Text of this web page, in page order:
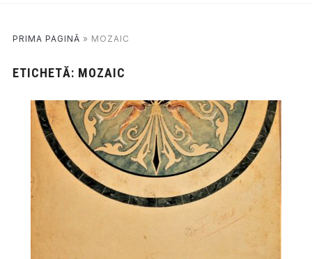
PRIMA PAGINĂ » MOZAIC
ETICHETĂ: MOZAIC